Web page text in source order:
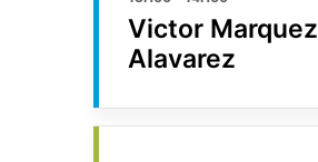
Victor Marquez
Alavarez